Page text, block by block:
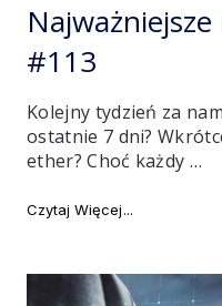
#113
Kolejny tydzień za
ostatnie 7 dni?
ether? Choć każdy …
Czytaj Więcej